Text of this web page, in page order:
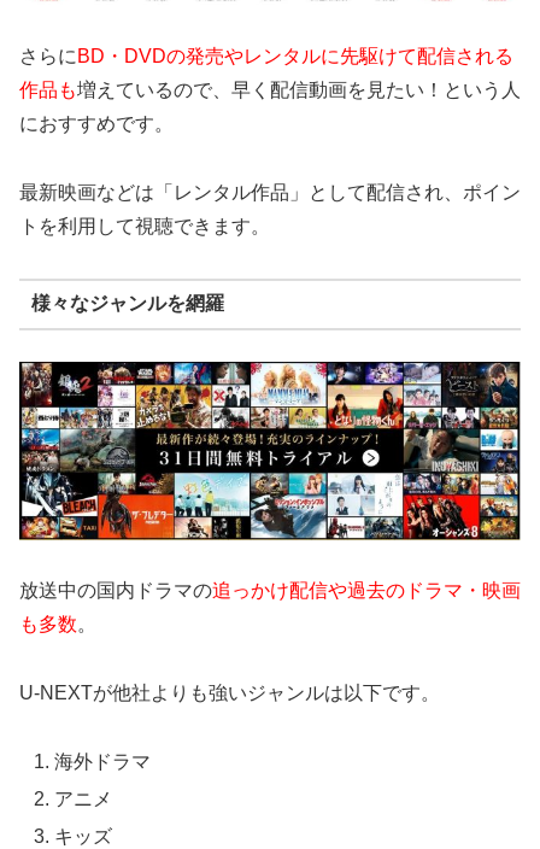
さらに BD・DVDの発売やレンタルに先駆けて配信される
作品も増えているので、早く配信動画を見たい！という人
におすすめです。
最新映画などは「レンタル作品」として配信され、ポイン
トを利用して視聴できます。
様々なジャンルを網羅
放送中の国内ドラマの追っかけ配信や過去のドラマ・映画
も多数。
U-NEXTが他社よりも強いジャンルは以下です。
海外ドラマ
アニメ
キッズ